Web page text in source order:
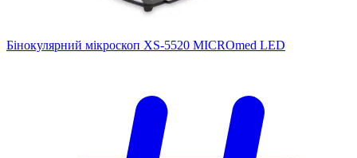
Бінокулярний мікроскоп XS-5520 MICROmed LED